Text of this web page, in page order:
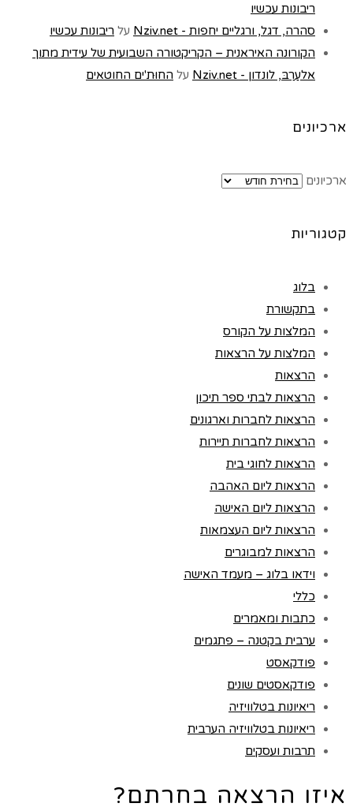
ריבונות עכשיו
סהרה, דגל, ורגליים יחפות - Nziv.net
על ריבונות עכשיו
הקורונה האיראנית – הקריקטורה השבועית של עידית מתוך
אלעַרַבּ, לונדון - Nziv.net
על החוּת'ים החוטאים
ארכיונים
ארכיונים
קטגוריות
בלוג
בתקשורת
המלצות על הקורס
המלצות על הרצאות
הרצאות
הרצאות לבתי ספר תיכון
הרצאות לחברות וארגונים
הרצאות לחברות תיירות
הרצאות לחוגי בית
הרצאות ליום האהבה
הרצאות ליום האישה
הרצאות ליום העצמאות
הרצאות למבוגרים
וידאו בלוג – מעמד האישה
כללי
כתבות ומאמרים
ערבית בקטנה – פתגמים
פודקאסט
פודקאסטים שונים
ריאיונות בטלוויזיה
ריאיונות בטלוויזיה הערבית
תרבות ועסקים
איזו הרצאה בחרתם?